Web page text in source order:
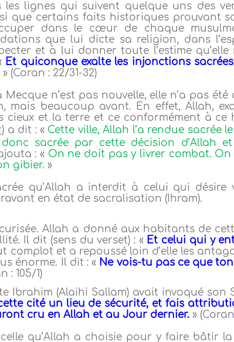
les lignes qui suivent quelque uns des
que certains faits historiques prouvant
dans le cœur de chaque
que lui dicte sa religion, dans
et à lui donner toute l’estime qu’elle
Et quiconque exalte les injonctions
» (Coran : 22/31-32)
n’est pas nouvelle, elle n’a pas été
mais beaucoup avant. En effet, Allah,
cieux et la terre et ce conformément à
) a dit : « Cette ville, Allah l’a rendue sacrée
sacrée par cette décision d’Allah
: « On ne doit pas y livrer combat.
gibier. »
qu’Allah a interdit à celui qui désire
en état de sacralisation (Ihram).
Allah a donné aux habitants de
Il dit (sens du verset) : « Et celui qui y
complot et a repoussé loin d’elle les
énorme. Il dit : « Ne vois-tu pas ce que
: 105/1)
Ibrahim (Alaihi Sallam) avait invoqué son
cité un lieu de sécurité, et fais
cru en Allah et au Jour dernier.»
qu’Allah a choisie pour y faire bâtir la